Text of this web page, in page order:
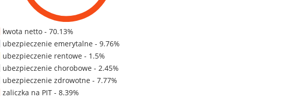
kwota netto - 70.13%
ubezpieczenie emerytalne - 9.76%
ubezpieczenie rentowe - 1.5%
ubezpieczenie chorobowe - 2.45%
ubezpieczenie zdrowotne - 7.77%
zaliczka na PIT - 8.39%